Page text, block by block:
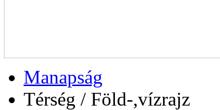
Manapság
Térség / Föld-,vízrajz